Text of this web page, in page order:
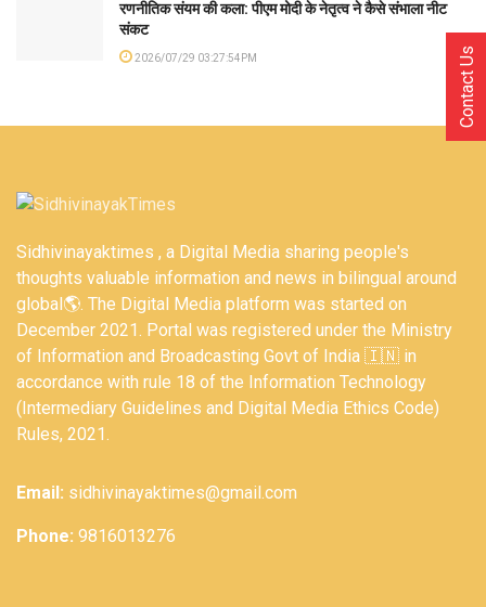
रणनीतिक संयम की कला: पीएम मोदी के नेतृत्व ने कैसे संभाला नीट
संकट
2026/07/29 03:27:54PM
Sidhivinayaktimes , a Digital Media sharing people's
thoughts valuable information and news in bilingual around
global🌎. The Digital Media platform was started on
December 2021. Portal was registered under the Ministry
of Information and Broadcasting Govt of India 🇮🇳 in
accordance with rule 18 of the Information Technology
(Intermediary Guidelines and Digital Media Ethics Code)
Rules, 2021.
Email: sidhivinayaktimes@gmail.com
Phone: 9816013276
Contact Us